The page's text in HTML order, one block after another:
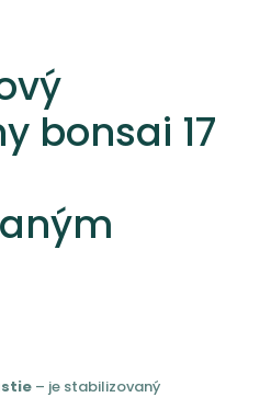
bonsai 17
– je stabilizovaný